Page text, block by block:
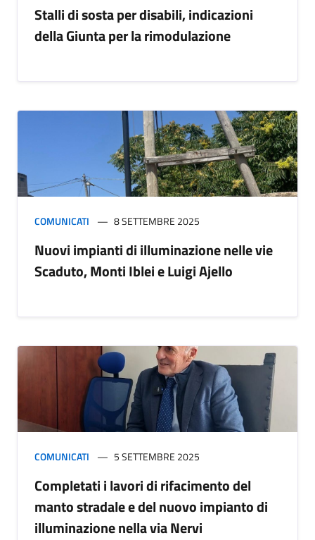
Stalli di sosta per disabili, indicazioni
della Giunta per la rimodulazione
COMUNICATI 8 SETTEMBRE 2025
Nuovi impianti di illuminazione nelle vie
Scaduto, Monti Iblei e Luigi Ajello
COMUNICATI 5 SETTEMBRE 2025
Completati i lavori di rifacimento del
manto stradale e del nuovo impianto di
illuminazione nella via Nervi